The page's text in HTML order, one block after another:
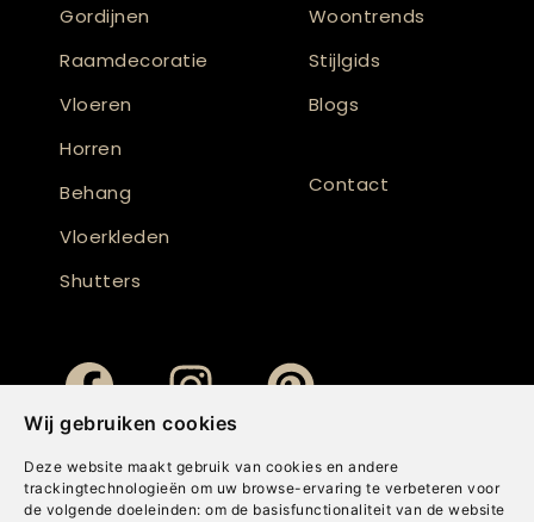
Wij gebruiken cookies
Deze website maakt gebruik van cookies en andere
trackingtechnologieën om uw browse-ervaring te verbeteren voor
de volgende doeleinden: om de basisfunctionaliteit van de website
Gordijnen
Raamdecoratie
Vloeren
Horren
Behang
Vloerkleden
Shutters
Woontrends
Stijlgids
Blogs
Contact